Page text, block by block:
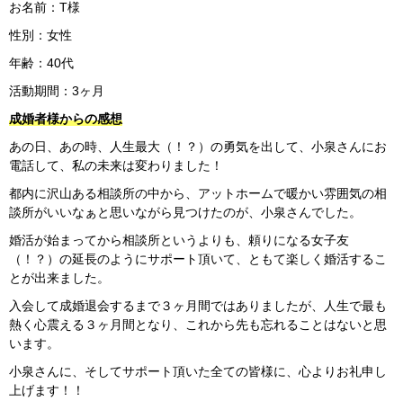
お名前：T様
性別：女性
年齢：40代
活動期間：3ヶ月
成婚者様からの感想
あの日、あの時、人生最大（！？）の勇気を出して、小泉さんにお
電話して、私の未来は変わりました！
都内に沢山ある相談所の中から、アットホームで暖かい雰囲気の相
談所がいいなぁと思いながら見つけたのが、小泉さんでした。
婚活が始まってから相談所というよりも、頼りになる女子友
（！？）の延長のようにサポート頂いて、ともて楽しく婚活するこ
とが出来ました。
入会して成婚退会するまで３ヶ月間ではありましたが、人生で最も
熱く心震える３ヶ月間となり、これから先も忘れることはないと思
います。
小泉さんに、そしてサポート頂いた全ての皆様に、心よりお礼申し
上げます！！